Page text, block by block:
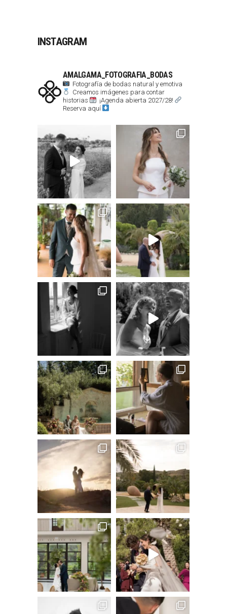
INSTAGRAM
AMALGAMA_FOTOGRAFIA_BODAS
Fotografía de bodas natural y emotiva
Creamos imágenes para contar
historias
¡Agenda abierta 2027/28!
Reserva aquí